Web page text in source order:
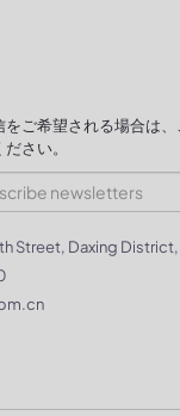
ご希望される場合は
さい。
Street, Daxing